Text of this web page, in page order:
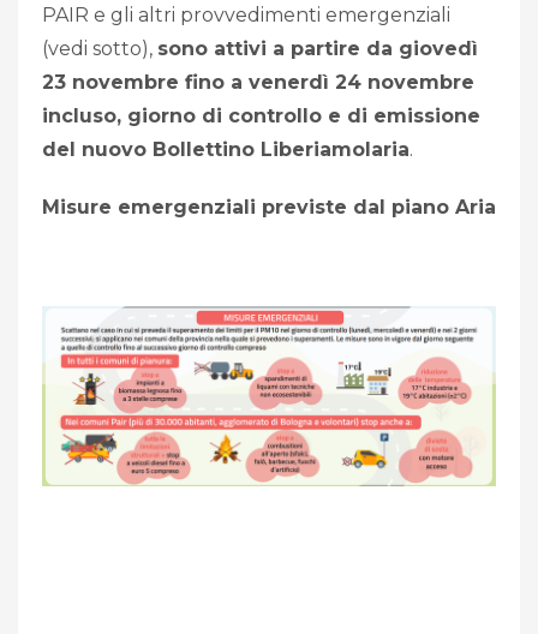
PAIR e gli altri provvedimenti emergenziali
(vedi sotto), sono attivi a partire da giovedì
23 novembre fino a venerdì 24 novembre
incluso, giorno di controllo e di emissione
del nuovo Bollettino Liberiamolaria.
Misure emergenziali previste dal piano Aria